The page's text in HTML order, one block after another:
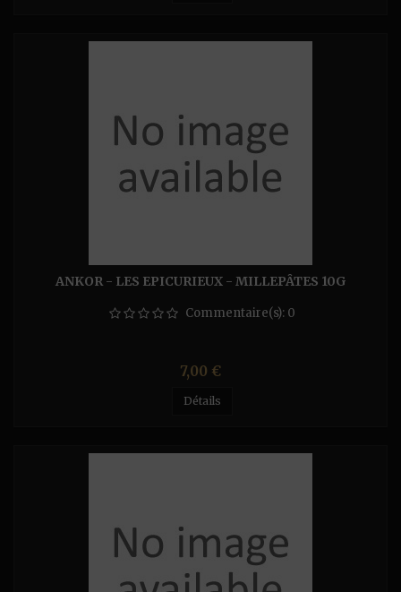
ANKOR - LES EPICURIEUX - MILLEPÂTES 10G
Commentaire(s): 0
Prix
7,00 €
Détails